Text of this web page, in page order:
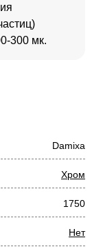
300 мк.
Damixa
Хром
1750
Нет